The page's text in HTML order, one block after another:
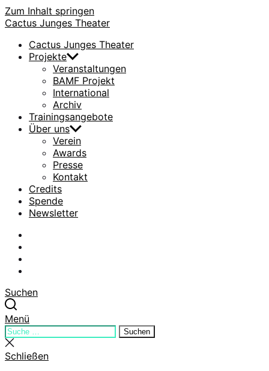
Zum Inhalt springen
Cactus Junges Theater
Cactus Junges Theater
Projekte
Veranstaltungen
BAMF Projekt
International
Archiv
Trainingsangebote
Über uns
Verein
Awards
Presse
Kontakt
Credits
Spende
Newsletter
Suchen
Menü
Suchen
nach:
Suchen
Suche
schließen
Schließen